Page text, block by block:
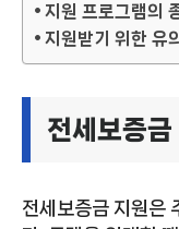
지원 프로그램의
지원받기 위한 유
전세보증
전세보증금 지원은